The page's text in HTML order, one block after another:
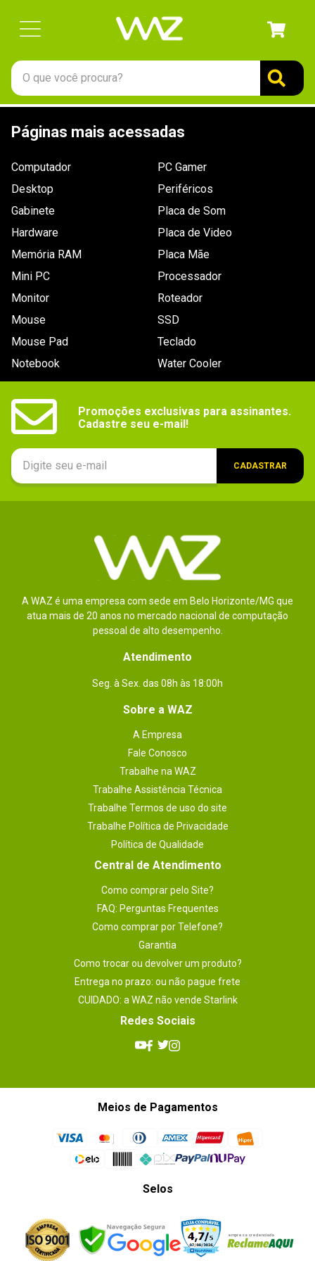
O que você procura?
Páginas mais acessadas
Computador
Desktop
Gabinete
Hardware
Memória RAM
Mini PC
Monitor
Mouse
Mouse Pad
Notebook
PC Gamer
Periféricos
Placa de Som
Placa de Video
Placa Mãe
Processador
Roteador
SSD
Teclado
Water Cooler
Promoções exclusivas para assinantes.
Cadastre seu e-mail!
CADASTRAR
A WAZ é uma empresa com sede em Belo Horizonte/MG que
atua mais de 20 anos no mercado nacional de computação
pessoal de alto desempenho.
Atendimento
Seg. à Sex. das 08h às 18:00h
Sobre a WAZ
A Empresa
Fale Conosco
Trabalhe na WAZ
Trabalhe Assistência Técnica
Trabalhe Termos de uso do site
Trabalhe Política de Privacidade
Política de Qualidade
Central de Atendimento
Como comprar pelo Site?
FAQ: Perguntas Frequentes
Como comprar por Telefone?
Garantia
Como trocar ou devolver um produto?
Entrega no prazo: ou não pague frete
CUIDADO: a WAZ não vende Starlink
Redes Sociais
Meios de Pagamentos
Selos
1º
gabinete
ssd
teclado
openbox
mouse
jonsbo
controle